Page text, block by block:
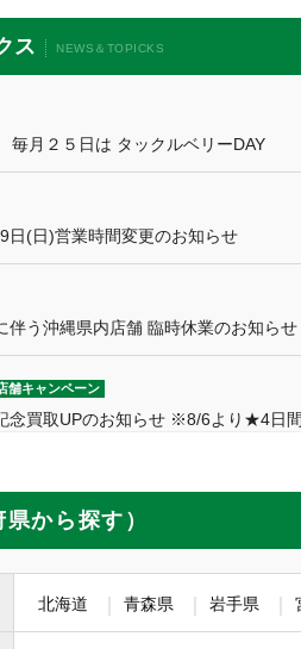
ス NEWS＆TOPICKS
毎月２５日は タックルベリーDAY
日(日)営業時間変更のお知らせ
伴う沖縄県内店舗 臨時休業のお知らせ
舗キャンペーン
念買取UPのお知らせ ※8/6より★4日
釣り倶楽部」釣り教室（9月・10月開
オープン情報
から探す）
北海道 青森県 岩手県